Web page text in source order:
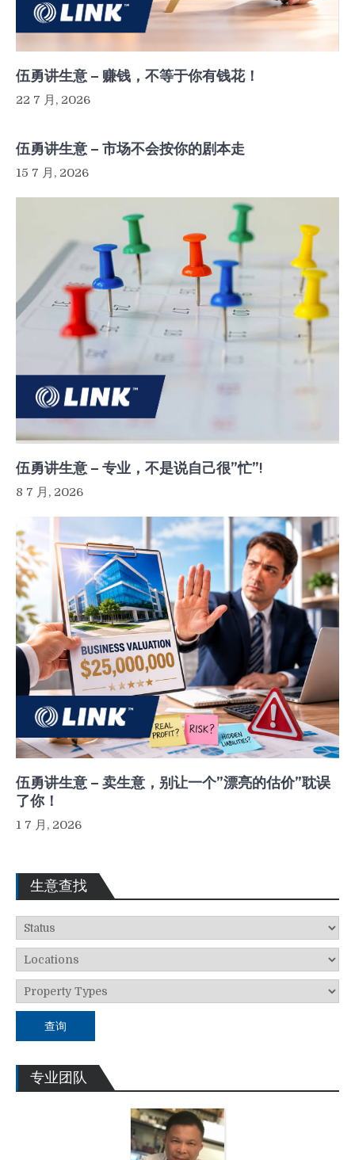
伍勇讲生意 – 赚钱，不等于你有钱花！
22 7 月, 2026
伍勇讲生意 – 市场不会按你的剧本走
15 7 月, 2026
伍勇讲生意 – 专业，不是说自己很”忙”!
8 7 月, 2026
伍勇讲生意 – 卖生意，别让一个”漂亮的估价”耽误
了你！
1 7 月, 2026
生意查找
查询
专业团队